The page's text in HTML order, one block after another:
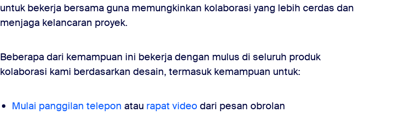
untuk bekerja bersama guna memungkinkan kolaborasi yang lebih cerdas dan
menjaga kelancaran proyek.
Beberapa dari kemampuan ini bekerja dengan mulus di seluruh produk
kolaborasi kami berdasarkan desain, termasuk kemampuan untuk:
Mulai panggilan telepon atau rapat video dari pesan obrolan